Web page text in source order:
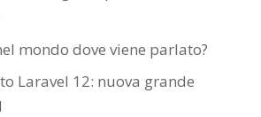
mondo dove viene parlato?
Laravel 12: nuova grande